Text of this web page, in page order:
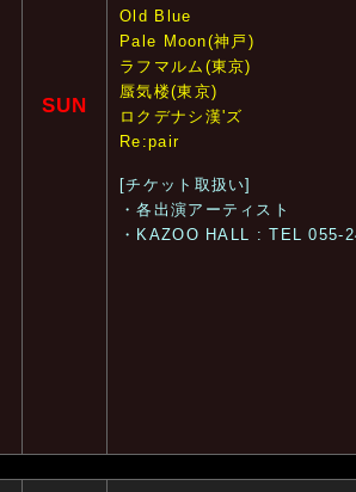
SUN
Old Blue
Pale Moon(神戸)
ラフマルム(東京)
蜃気楼(東京)
ロクデナシ漢'ズ
Re:pair
[チケット取扱い]
・各出演アーティスト
・KAZOO HALL : TEL 055-